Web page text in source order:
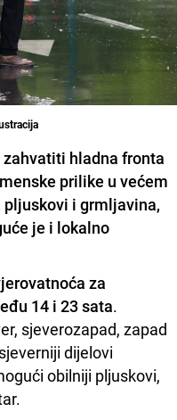
zahvatiti hladna fronta
prilike u većem
i grmljavina,
je i lokalno
za
14 i 23 sata.
sjeverozapad, zapad
dijelovi
obilniji pljuskovi,